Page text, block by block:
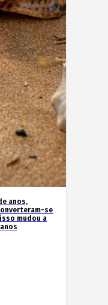
anos,
se
mudou a